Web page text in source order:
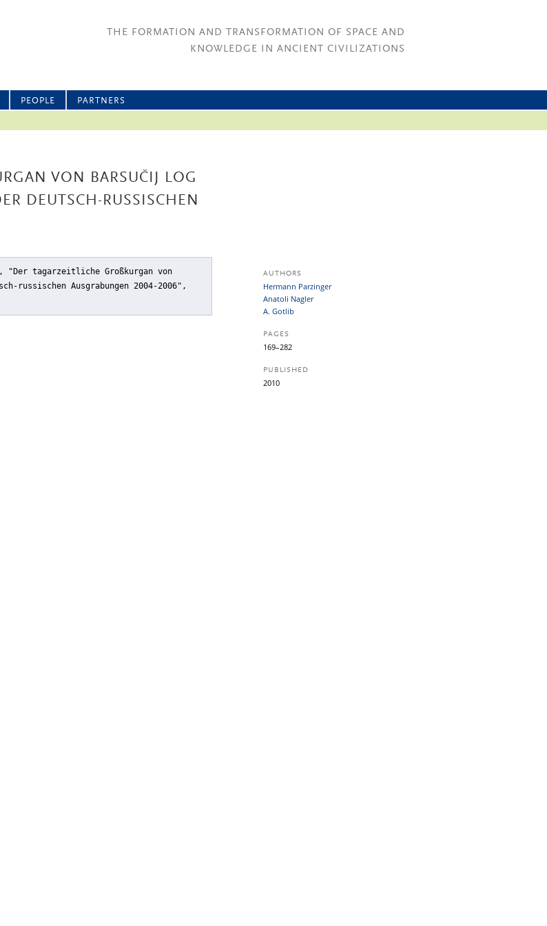
THE FORMATION AND TRANSFORMATION OF SPACE AND
KNOWLEDGE IN ANCIENT CIVILIZATIONS
PEOPLE PARTNERS
VON BARSUČIJ LOG I
DEUTSCH-RUSSISCHEN A
"Der tagarzeitliche Großkurgan von
russischen Ausgrabungen 2004-2006" ,
AUTHORS
Hermann Parzinger
Anatoli Nagler
A. Gotlib
PAGES
169–282
PUBLISHED
2010